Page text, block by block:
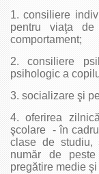
1. consiliere
pentru viaţa
comportament;
2. consiliere
psihologic a
3. socializare şi
4. oferirea
şcolare - în
clase de studiu,
număr de
pregătire medie